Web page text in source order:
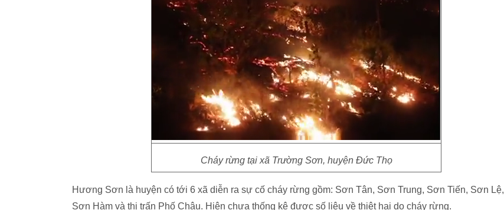
Cháy rừng tại xã Trường Sơn, huyện Đức Thọ
Hương Sơn là huyện có tới 6 xã diễn ra sự cố cháy rừng gồm: Sơn Tân, Sơn Trung, Sơn Tiến, Sơn Lệ,
Sơn Hàm và thị trấn Phố Châu. Hiện chưa thống kê được số liệu về thiệt hại do cháy rừng.